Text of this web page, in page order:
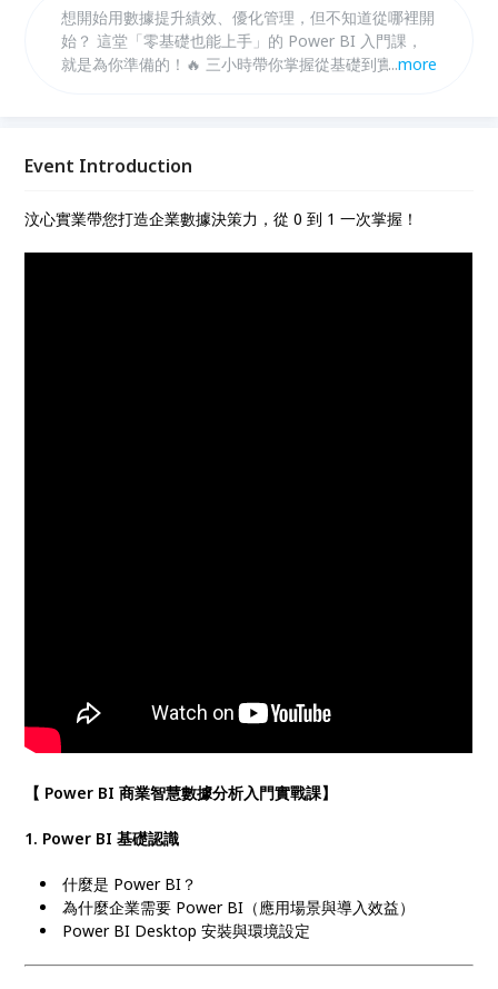
想開始用數據提升績效、優化管理，但不知道從哪裡開
始？ 這堂「零基礎也能上手」的 Power BI 入門課，
就是為你準備的！🔥 三小時帶你掌握從基礎到實作的
...more
Event Introduction
汶心實業帶您打造企業數據決策力，從 0 到 1 一次掌握！
【 Power BI 商業智慧數據分析入門實戰課】
1. Power BI基礎認識
什麼是 Power BI？
為什麼企業需要 Power BI（應用場景與導入效益）
Power BI Desktop 安裝與環境設定